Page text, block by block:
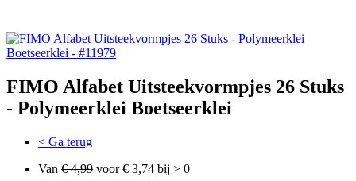
FIMO Alfabet Uitsteekvormpjes 26 Stuks
- Polymeerklei Boetseerklei
< Ga terug
Van € 4,99 voor € 3,74 bij > 0